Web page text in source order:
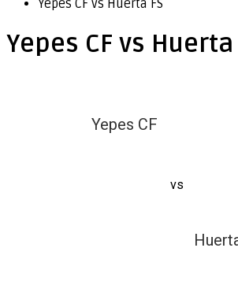
Yepes CF vs Huerta FS
Yepes CF vs Huerta
Yepes CF
vs